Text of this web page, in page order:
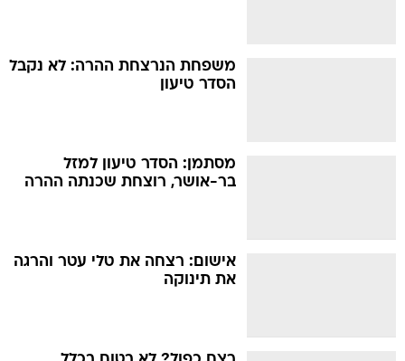
משפחת הנרצחת ההרה: לא נקבל
הסדר טיעון
מסתמן: הסדר טיעון למזל
בר-אושר, רוצחת שכנתה ההרה
אישום: רצחה את טלי עטר והרגה
את תינוקה